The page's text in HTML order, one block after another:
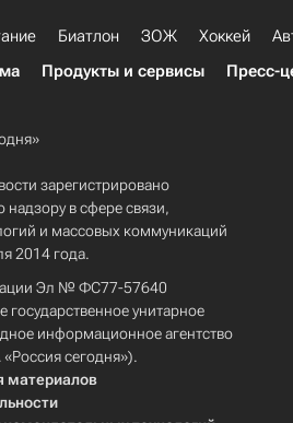
Биатлон ЗОЖ Хоккей
Продукты и сервисы Пресс-
зарегистрировано
в сфере связи,
и массовых коммуникаций
2014 года.
Эл № ФС77-57640
унитарное
информационное агентство
сегодня»).
материалов